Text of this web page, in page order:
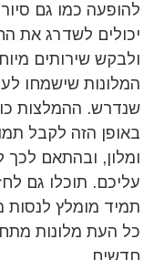
להופעה כמו גם
יכולים לשדרג את
ולבקש שירותים
המלונות שישמחו
שנדרש. ההמלצות
באופן הזה לקבל
ומלון, ובהתאם לכך
עליכם. תוכלו גם
תמיד מומלץ לנסות
כל העת מלונות
חדשים.